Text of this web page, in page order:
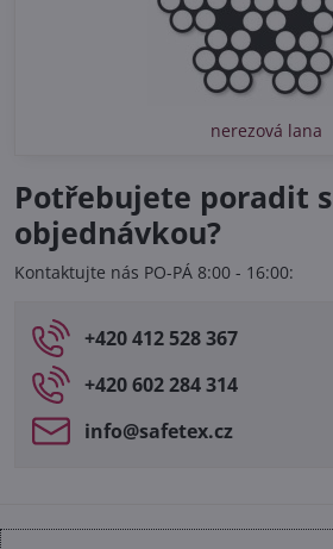
nerezová lana
Potřebujete poradit s
objednávkou?
Kontaktujte nás PO-PÁ 8:00 - 16:00:
+420 412 528 367
+420 602 284 314
info​@safetex​.cz